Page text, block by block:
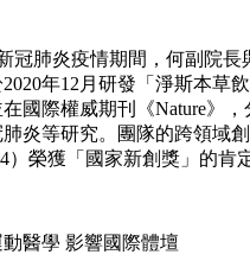
冠肺炎疫情期間，何副院長
年12月研發「淨斯本草
國際權威期刊《Nature》
炎等研究。團隊的跨領域
）榮獲「國家新創獎」的肯
醫學 影響國際體壇